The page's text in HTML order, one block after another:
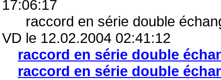
17:06:17
raccord en série double
VD le 12.02.2004 02:41:12
raccord en série double
raccord en série double